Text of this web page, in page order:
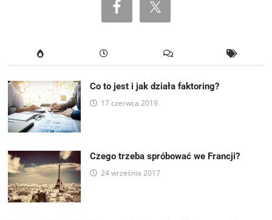
Co to jest i jak działa faktoring?
17 czerwca 2019
Czego trzeba spróbować we Francji?
24 września 2017